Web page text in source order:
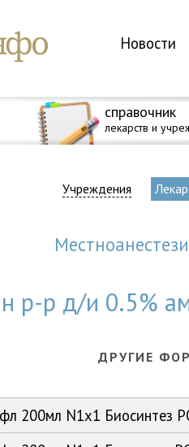
Новости
справочник
лекарств и
Учреждения
р-р д/и 0.5%
ДРУГИЕ
200мл N1x1 Биосинтез